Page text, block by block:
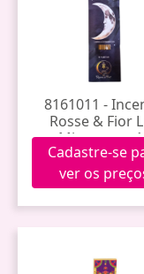
8161011 -
Rosse & Fior
Minguante
Varetas
Cadastre-se
ver os